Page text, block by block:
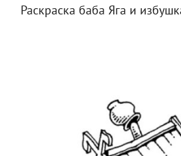
Раскраска баба Яга и